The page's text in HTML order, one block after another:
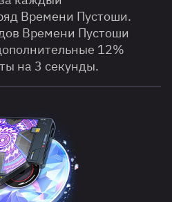
Времени Пустоши.
Времени Пустоши
12%
на 3 секунды.